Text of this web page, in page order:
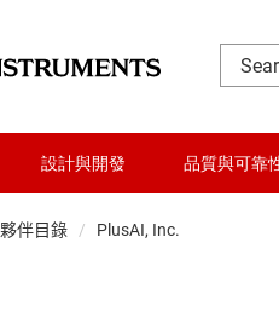
設計與開發 品質與可靠
伴目錄 PlusAI, Inc.